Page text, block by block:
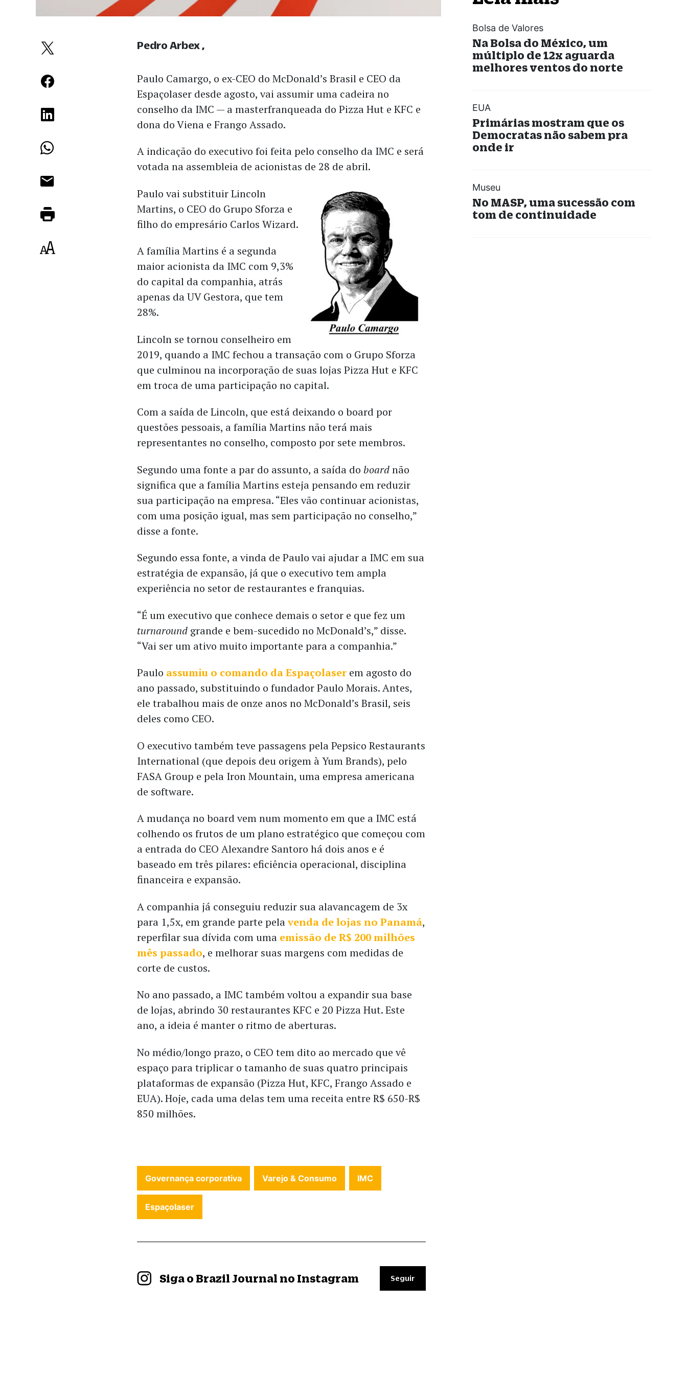
Paulo Camargo, o ex-CEO do McDonald’s Brasil e CEO da
Espaçolaser desde agosto, vai assumir uma cadeira no
conselho da IMC — a masterfranqueada do Pizza Hut e KFC e
dona do Viena e Frango Assado.
A indicação do executivo foi feita pelo conselho da IMC e será
votada na assembleia de acionistas de 28 de abril.
Paulo vai substituir Lincoln
Martins, o CEO do Grupo Sforza e
filho do empresário Carlos Wizard.
A família Martins é a segunda
maior acionista da IMC com 9,3%
do capital da companhia, atrás
apenas da UV Gestora, que tem
28%.
Lincoln se tornou conselheiro em
2019, quando a IMC fechou a transação com o Grupo Sforza
que culminou na incorporação de suas lojas Pizza Hut e KFC
em troca de uma participação no capital.
Com a saída de Lincoln, que está deixando o board por
questões pessoais, a família Martins não terá mais
representantes no conselho, composto por sete membros.
Segundo uma fonte a par do assunto, a saída doboardnão
significa que a família Martins esteja pensando em reduzir
sua participação na empresa. “Eles vão continuar acionistas,
com uma posição igual, mas sem participação no conselho,”
disse a fonte.
Segundo essa fonte, a vinda de Paulo vai ajudar a IMC em sua
estratégia de expansão, já que o executivo tem ampla
experiência no setor de restaurantes e franquias.
“É um executivo que conhece demais o setor e que fez um
turnaround grande e bem-sucedido no McDonald’s,” disse.
“Vai ser um ativo muito importante para a companhia.”
Paulo assumiu o comando da Espaçolaser em agosto do
ano passado, substituindo o fundador Paulo Morais. Antes,
ele trabalhou mais de onze anos no McDonald’s Brasil, seis
deles como CEO.
O executivo também teve passagens pela Pepsico Restaurants
International (que depois deu origem à Yum Brands), pelo
FASA Group e pela Iron Mountain, uma empresa americana
de software.
A mudança no board vem num momento em que a IMC está
colhendo os frutos de um plano estratégico que começou com
a entrada do CEO Alexandre Santoro há dois anos e é
baseado em três pilares: eficiência operacional, disciplina
financeira e expansão.
A companhia já conseguiu reduzir sua alavancagem de 3x
para 1,5x, em grande parte pelavenda de lojas no Panamá,
reperfilar sua dívida com uma emissão de R$ 200 milhões
mês passado, e melhorar suas margens com medidas de
corte de custos.
No ano passado, a IMC também voltou a expandir sua base
de lojas, abrindo 30 restaurantes KFC e 20 Pizza Hut. Este
ano, a ideia é manter o ritmo de aberturas.
No médio/longo prazo, o CEO tem dito ao mercado que vê
espaço para triplicar o tamanho de suas quatro principais
plataformas de expansão (Pizza Hut, KFC, Frango Assado e
EUA). Hoje, cada uma delas tem uma receita entre R$ 650-R$
850 milhões.
Pedro Arbex
Governança corporativa Varejo & Consumo IMC
Espaçolaser
Siga o Brazil Journal no Instagram Seguir
Bolsa de Valores
Na Bolsa do México, um
múltiplo de 12x aguarda
melhores ventos do norte
EUA
Primárias mostram que os
Democratas não sabem pra
onde ir
Museu
No MASP, uma sucessão com
tom de continuidade